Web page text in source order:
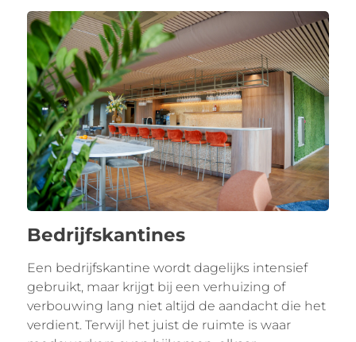
Bedrijfskantines
Een bedrijfskantine wordt dagelijks intensief
gebruikt, maar krijgt bij een verhuizing of
verbouwing lang niet altijd de aandacht die het
verdient. Terwijl het juist de ruimte is waar